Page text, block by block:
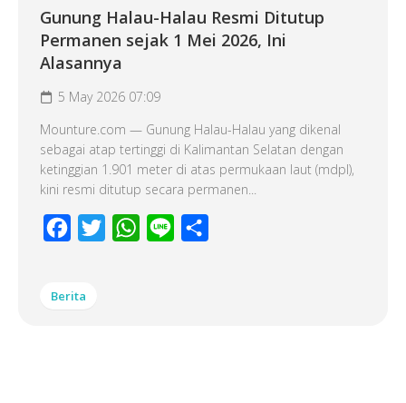
Gunung Halau-Halau Resmi Ditutup
Permanen sejak 1 Mei 2026, Ini
Alasannya
5 May 2026 07:09
Mounture.com — Gunung Halau-Halau yang dikenal
sebagai atap tertinggi di Kalimantan Selatan dengan
ketinggian 1.901 meter di atas permukaan laut (mdpl),
kini resmi ditutup secara permanen...
Facebook
Twitter WhatsApp
Line
Berita